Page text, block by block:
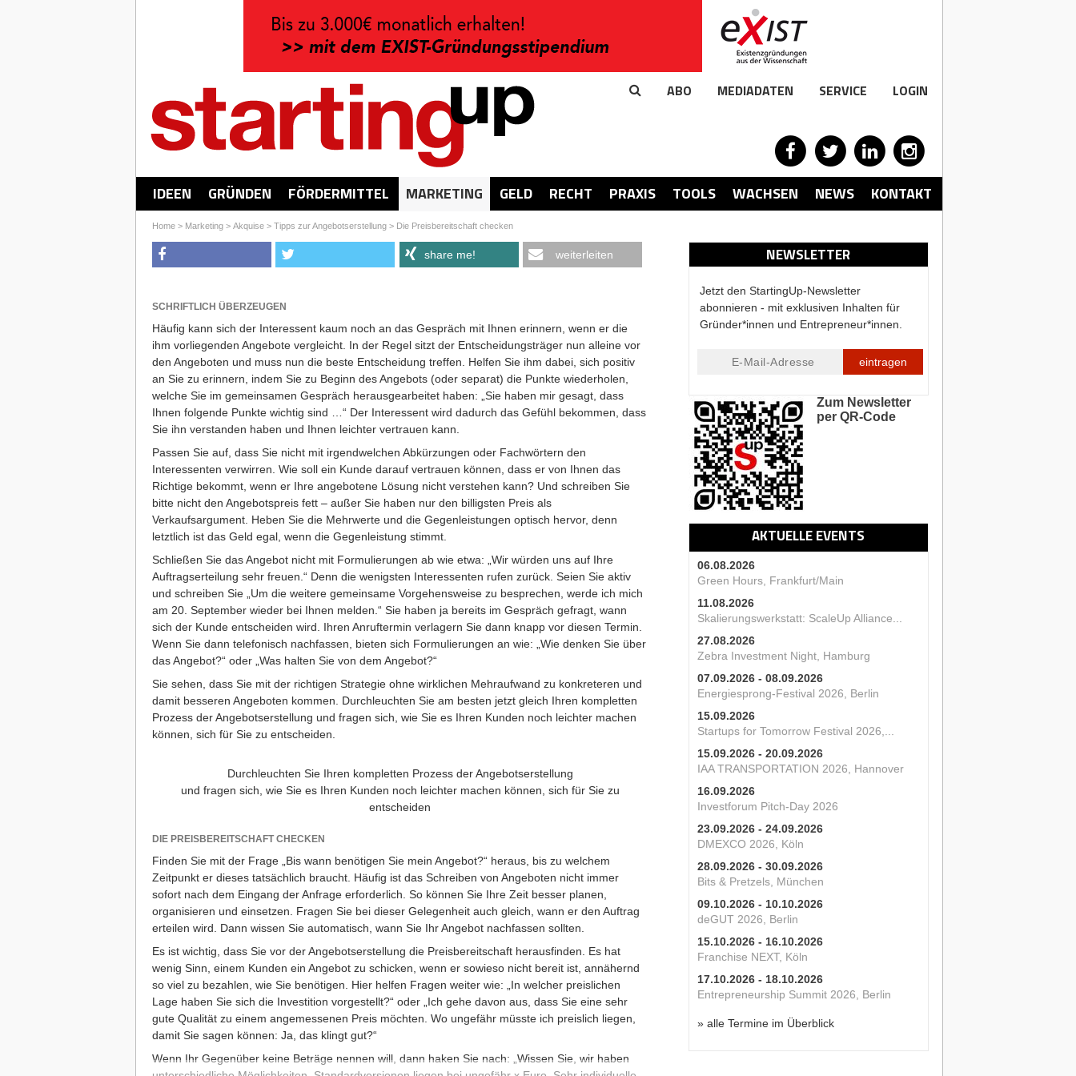
ABO MEDIADATEN SERVICE LOGIN
IDEEN GRÜNDEN FÖRDERMITTEL MARKETING GELD RECHT PRAXIS TOOLS WACHSEN NEWS KONTAKT
Home> Marketing> Akquise> Tipps zur Angebotserstellung> Die Preisbereitschaft checken
NEWSLETTER
Jetzt den StartingUp-Newsletter
abonnieren - mit exklusiven Inhalten für
Gründer*innen und Entrepreneur*innen.
eintragen
Zum Newsletter
per QR-Code
AKTUELLE EVENTS
06.08.2026
Green Hours, Frankfurt/Main
11.08.2026
Skalierungswerkstatt: ScaleUp Alliance...
27.08.2026
Zebra Investment Night, Hamburg
07.09.2026 - 08.09.2026
Energiesprong-Festival 2026, Berlin
15.09.2026
Startups for Tomorrow Festival 2026,...
15.09.2026 - 20.09.2026
IAA TRANSPORTATION 2026, Hannover
16.09.2026
Investforum Pitch-Day 2026
23.09.2026 - 24.09.2026
DMEXCO 2026, Köln
28.09.2026 - 30.09.2026
Bits & Pretzels, München
09.10.2026 - 10.10.2026
deGUT 2026, Berlin
15.10.2026 - 16.10.2026
Franchise NEXT, Köln
17.10.2026 - 18.10.2026
Entrepreneurship Summit 2026, Berlin
» alle Termine im Überblick
share me! weiterleiten
SCHRIFTLICH ÜBERZEUGEN
Häufig kann sich der Interessent kaum noch an das Gespräch mit Ihnen erinnern, wenn er die
ihm vorliegenden Angebote vergleicht. In der Regel sitzt der Entscheidungsträger nun alleine vor
den Angeboten und muss nun die beste Entscheidung treffen. Helfen Sie ihm dabei, sich positiv
an Sie zu erinnern, indem Sie zu Beginn des Angebots (oder separat) die Punkte wiederholen,
welche Sie im gemeinsamen Gespräch herausgearbeitet haben: „Sie haben mir gesagt, dass
Ihnen folgende Punkte wichtig sind …“ Der Interessent wird dadurch das Gefühl bekommen, dass
Sie ihn verstanden haben und Ihnen leichter vertrauen kann.
Passen Sie auf, dass Sie nicht mit irgendwelchen Abkürzungen oder Fachwörtern den
Interessenten verwirren. Wie soll ein Kunde darauf vertrauen können, dass er von Ihnen das
Richtige bekommt, wenn er Ihre angebotene Lösung nicht verstehen kann? Und schreiben Sie
bitte nicht den Angebotspreis fett – außer Sie haben nur den billigsten Preis als
Verkaufsargument. Heben Sie die Mehrwerte und die Gegenleistungen optisch hervor, denn
letztlich ist das Geld egal, wenn die Gegenleistung stimmt.
Schließen Sie das Angebot nicht mit Formulierungen ab wie etwa: „Wir würden uns auf Ihre
Auftragserteilung sehr freuen.“ Denn die wenigsten Interessenten rufen zurück. Seien Sie aktiv
und schreiben Sie „Um die weitere gemeinsame Vorgehensweise zu besprechen, werde ich mich
am 20. September wieder bei Ihnen melden.“ Sie haben ja bereits im Gespräch gefragt, wann
sich der Kunde entscheiden wird. Ihren Anruftermin verlagern Sie dann knapp vor diesen Termin.
Wenn Sie dann telefonisch nachfassen, bieten sich Formulierungen an wie: „Wie denken Sie über
das Angebot?“ oder „Was halten Sie von dem Angebot?“
Sie sehen, dass Sie mit der richtigen Strategie ohne wirklichen Mehraufwand zu konkreteren und
damit besseren Angeboten kommen. Durchleuchten Sie am besten jetzt gleich Ihren kompletten
Prozess der Angebotserstellung und fragen sich, wie Sie es Ihren Kunden noch leichter machen
können, sich für Sie zu entscheiden.
Durchleuchten Sie Ihren kompletten Prozess der Angebotserstellung
und fragen sich, wie Sie es Ihren Kunden noch leichter machen können, sich für Sie zu
entscheiden
DIE PREISBEREITSCHAFT CHECKEN
Finden Sie mit der Frage „Bis wann benötigen Sie mein Angebot?“ heraus, bis zu welchem
Zeitpunkt er dieses tatsächlich braucht. Häufig ist das Schreiben von Angeboten nicht immer
sofort nach dem Eingang der Anfrage erforderlich. So können Sie Ihre Zeit besser planen,
organisieren und einsetzen. Fragen Sie bei dieser Gelegenheit auch gleich, wann er den Auftrag
erteilen wird. Dann wissen Sie automatisch, wann Sie Ihr Angebot nachfassen sollten.
Es ist wichtig, dass Sie vor der Angebotserstellung die Preisbereitschaft herausfinden. Es hat
wenig Sinn, einem Kunden ein Angebot zu schicken, wenn er sowieso nicht bereit ist, annähernd
so viel zu bezahlen, wie Sie benötigen. Hier helfen Fragen weiter wie: „In welcher preislichen
Lage haben Sie sich die Investition vorgestellt?“ oder „Ich gehe davon aus, dass Sie eine sehr
gute Qualität zu einem angemessenen Preis möchten. Wo ungefähr müsste ich preislich liegen,
damit Sie sagen können: Ja, das klingt gut?“
Wenn Ihr Gegenüber keine Beträge nennen will, dann haken Sie nach: „Wissen Sie, wir haben